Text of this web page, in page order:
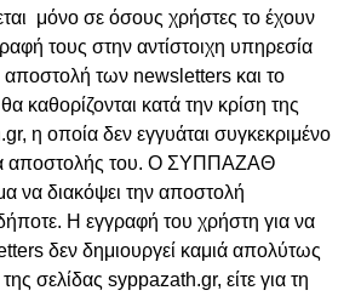
μόνο σε όσους χρήστες το έχουν
τους στην αντίστοιχη υπηρεσία
αποστολή των newsletters και το
καθορίζονται κατά την κρίση της
η οποία δεν εγγυάται συγκεκριμένο
αποστολής του. Ο ΣΥΠΠΑΖΑΘ
να διακόψει την αποστολή
Η εγγραφή του χρήστη για να
δεν δημιουργεί καμιά απολύτως
σελίδας syppazath.gr, είτε για τη